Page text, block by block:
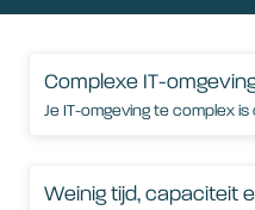
Complexe IT-
Je IT-omgeving te complex
Weinig tijd, capaciteit